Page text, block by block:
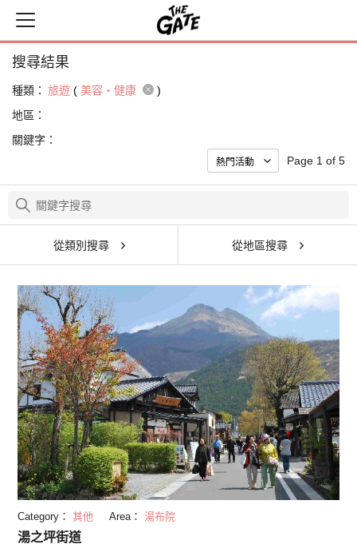
搜尋結果
種類： 旅遊 ( 美容・健康
)
地區：
關鍵字：
Page 1 of 5
從類別搜尋 從地區搜尋
Category： 其他 Area： 湯布院
湯之坪街道